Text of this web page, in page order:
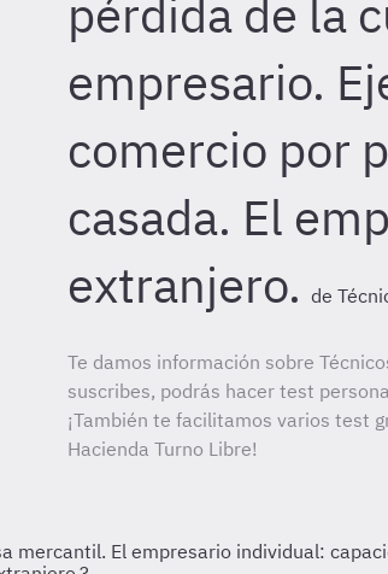
pérdida de la
empresario.
comercio por
casada. El
extranjero. de
Te damos información sobre
suscribes, podrás hacer test
¡También te facilitamos varios test
Hacienda Turno Libre!